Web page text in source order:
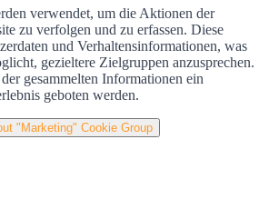
verwendet, um die Aktionen der
zu verfolgen und zu erfassen. Diese
und Verhaltensinformationen, was
gezieltere Zielgruppen anzusprechen.
gesammelten Informationen ein
geboten werden.
"Marketing" Cookie Group